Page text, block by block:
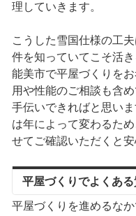
理していきます。
こうした雪国仕様の工
件を知っていてこそ活
能美市で平屋づくりを
用や性能のご相談も含
手伝いできればと思い
は年によって変わるた
せてご確認いただくと安
平屋づくりでよくある
平屋づくりを進めるな